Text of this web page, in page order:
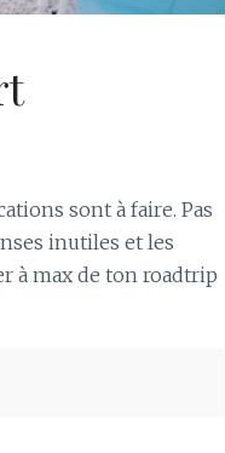
sont à faire. Pas
inutiles et les
à max de ton roadtrip